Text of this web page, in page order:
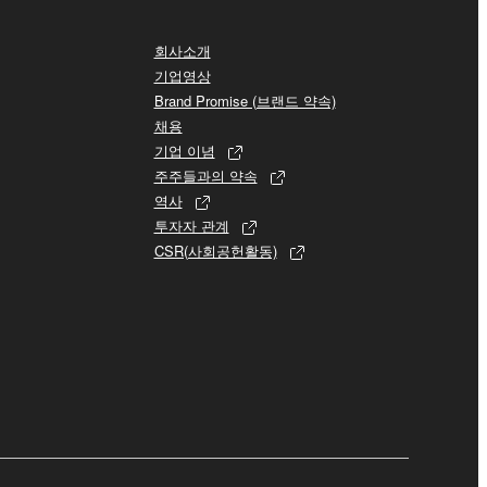
회사소개
기업영상
Brand Promise (브랜드 약속)
채용
기업 이념
주주들과의 약속
역사
투자자 관계
CSR(사회공헌활동)